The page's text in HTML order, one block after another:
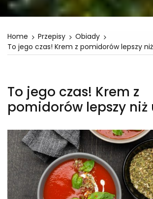
Home Przepisy
Obiady
To jego czas! Krem z pomidorów lepszy
To jego czas! Krem z
pomidorów lepszy niż